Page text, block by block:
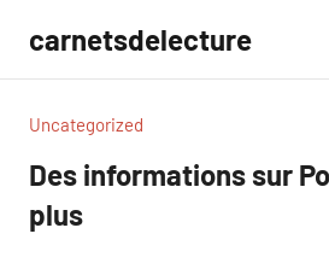
contenu
carnetsdelecture
Uncategorized
Des informations sur
plus